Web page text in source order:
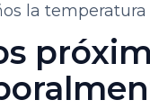
la